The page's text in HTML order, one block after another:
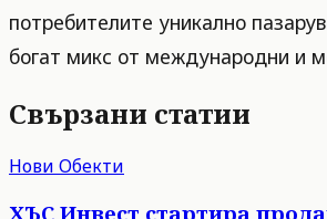
потребителите уникално
богат микс от международни и
Свързани статии
Нови Обекти
ХЪС Инвест стартира